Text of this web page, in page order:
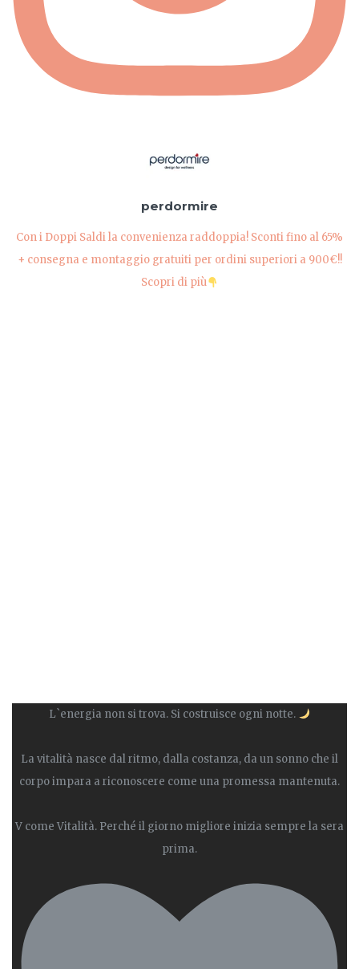
perdormire
Con i Doppi Saldi la convenienza raddoppia! Sconti fino al 65%
+ consegna e montaggio gratuiti per ordini superiori a 900€!!
Scopri di più
L`energia non si trova. Si costruisce ogni notte.
La vitalità nasce dal ritmo, dalla costanza, da un sonno che il
corpo impara a riconoscere come una promessa mantenuta.
V come Vitalità. Perché il giorno migliore inizia sempre la sera
prima.